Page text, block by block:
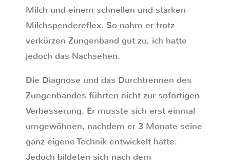
Milch und einem schnellen und starken
Milchspendereflex. So nahm er trotz
verkürzen Zungenband gut zu, ich hatte
jedoch das Nachsehen.
Die Diagnose und das Durchtrennen des
Zungenbandes führten nicht zur sofortigen
Verbesserung. Er musste sich erst einmal
umgewöhnen, nachdem er 3 Monate seine
ganz eigene Technik entwickelt hatte.
Jedoch bildeten sich nach dem